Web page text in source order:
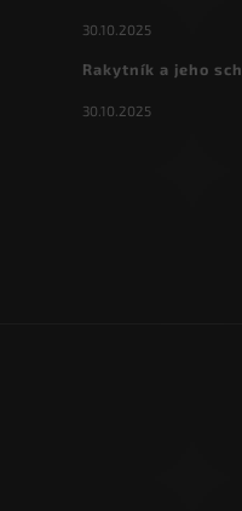
30.10.2025
Rakytník a jeho
30.10.2025